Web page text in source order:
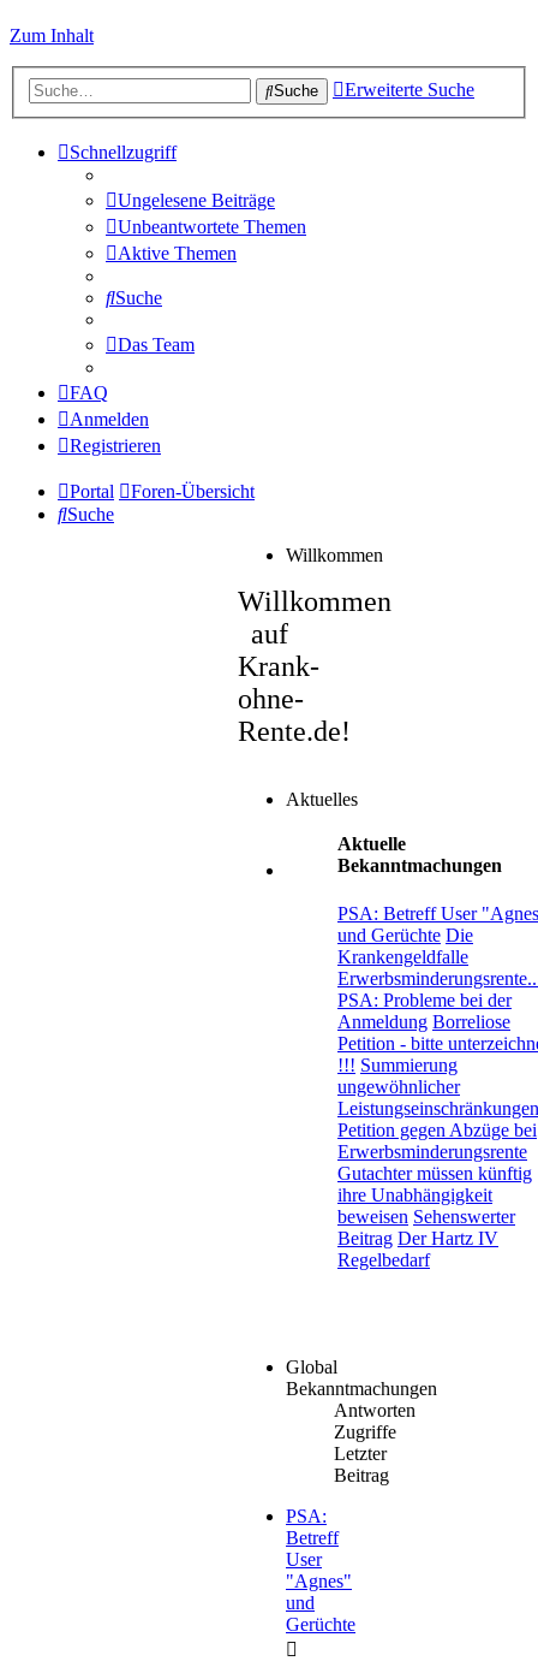
Zum Inhalt
Suche Erweiterte Suche
Schnellzugriff
Ungelesene Beiträge
Unbeantwortete Themen
Aktive Themen
Suche
Das Team
FAQ
Anmelden
Registrieren
Portal
Foren-Übersicht
Suche
Willkommen
Willkommen
auf
Krank-
ohne-
Rente.de!
Aktuelles
Aktuelle
Bekanntmachungen
PSA: Betreff User
und Gerüchte Die
Krankengeldfalle
PSA: Probleme bei der
Anmeldung Borreliose
Petition - bitte
!!! Summierung
ungewöhnlicher
Petition gegen Abzüge bei
Erwerbsminderungsrente
Gutachter müssen künftig
ihre Unabhängigkeit
beweisen Sehenswerter
Beitrag Der Hartz IV
Regelbedarf
Global
Bekanntmachungen
Antworten
Zugriffe
Letzter
Beitrag
PSA:
Betreff
User
"Agnes"
und
Gerüchte